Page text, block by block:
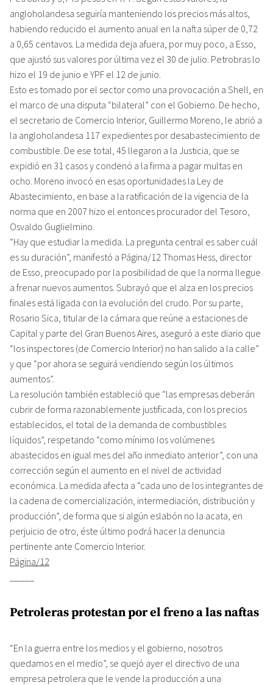
angloholandesa seguiría manteniendo los precios más altos,
habiendo reducido el aumento anual en la nafta súper de 0,72
a 0,65 centavos. La medida deja afuera, por muy poco, a Esso,
que ajustó sus valores por última vez el 30 de julio. Petrobras lo
hizo el 19 de junio e YPF el 12 de junio.
Esto es tomado por el sector como una provocación a Shell, en
el marco de una disputa “bilateral” con el Gobierno. De hecho,
el secretario de Comercio Interior, Guillermo Moreno, le abrió a
la angloholandesa 117 expedientes por desabastecimiento de
combustible. De ese total, 45 llegaron a la Justicia, que se
expidió en 31 casos y condenó a la firma a pagar multas en
ocho. Moreno invocó en esas oportunidades la Ley de
Abastecimiento, en base a la ratificación de la vigencia de la
norma que en 2007 hizo el entonces procurador del Tesoro,
Osvaldo Guglielmino.
“Hay que estudiar la medida. La pregunta central es saber cuál
es su duración”, manifestó a Página/12 Thomas Hess, director
de Esso, preocupado por la posibilidad de que la norma llegue
a frenar nuevos aumentos. Subrayó que el alza en los precios
finales está ligada con la evolución del crudo. Por su parte,
Rosario Sica, titular de la cámara que reúne a estaciones de
Capital y parte del Gran Buenos Aires, aseguró a este diario que
“los inspectores (de Comercio Interior) no han salido a la calle”
y que “por ahora se seguirá vendiendo según los últimos
aumentos”.
La resolución también estableció que “las empresas deberán
cubrir de forma razonablemente justificada, con los precios
establecidos, el total de la demanda de combustibles
líquidos”, respetando “como mínimo los volúmenes
abastecidos en igual mes del año inmediato anterior”, con una
corrección según el aumento en el nivel de actividad
económica. La medida afecta a “cada uno de los integrantes de
la cadena de comercialización, intermediación, distribución y
producción”, de forma que si algún eslabón no la acata, en
perjuicio de otro, éste último podrá hacer la denuncia
pertinente ante Comercio Interior.
Página/12
Petroleras protestan por el freno a las naftas
“En la guerra entre los medios y el gobierno, nosotros
quedamos en el medio”, se quejó ayer el directivo de una
empresa petrolera que le vende la producción a una